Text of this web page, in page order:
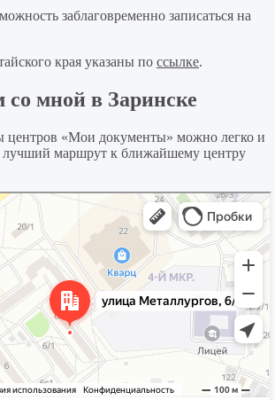
заблаговременно записаться на
края указаны по ссылке.
мной в Заринске
«Мои документы» можно легко и
лучший маршрут к ближайшему центру